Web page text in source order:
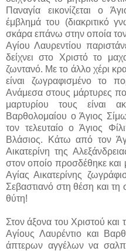
Παναγία εικονίζεται ο
έμβλημά του (διακριτικό
σκάρα επάνω στην οποία
Αγίου Λαυρεντίου
δείχνει στο Χριστό το
ζωντανό. Με το άλλο χέρι
είναι ζωγραφισμένο το
Ανάμεσα στους μάρτυρες
μαρτυρίου τους είναι
Βαρθολομαίου ο Άγιος
τον τελευταίο ο Άγιος
Βλάσιος. Κάτω από τον
Αικατερίνη της
στον οποίο προσδέθηκε και
Αγίας Αικατερίνης
Σεβαστιανό στη θέση και τη
θύτη!
Στον άξονα του Χριστού και
Αγίους Λαυρέντιο και
άπτερων αγγέλων να